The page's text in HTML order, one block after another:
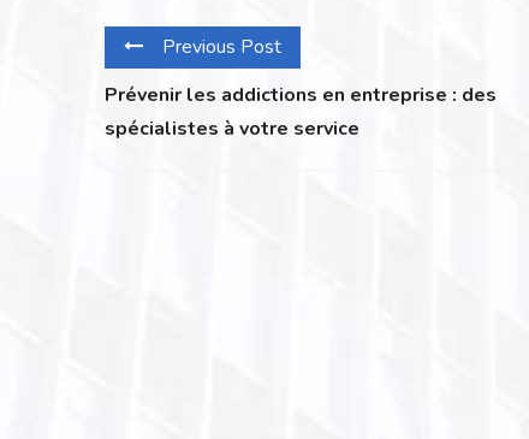
Previous Post
Prévenir les addictions en entreprise : des
spécialistes à votre service